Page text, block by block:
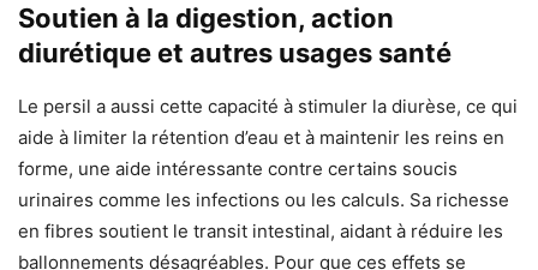
Soutien à la digestion, action
diurétique et autres usages santé
Le persil a aussi cette capacité à stimuler la diurèse, ce qui
aide à limiter la rétention d’eau et à maintenir les reins en
forme, une aide intéressante contre certains soucis
urinaires comme les infections ou les calculs. Sa richesse
en fibres soutient le transit intestinal, aidant à réduire les
ballonnements désagréables. Pour que ces effets se